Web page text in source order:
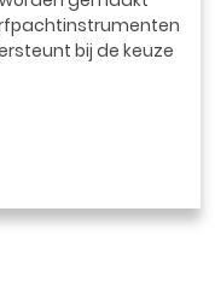
bij de keuze